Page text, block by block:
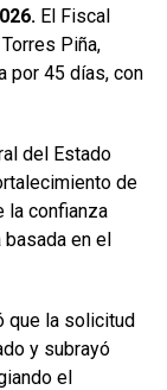
El Fiscal
Piña,
por 45 días, con
del Estado
de
la confianza
en el
que la solicitud
y subrayó
el